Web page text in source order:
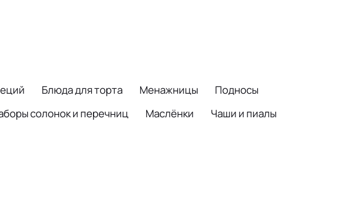
Блюда для торта Менажницы
Подносы
солонок и перечниц Маслёнки
Чаши и пиалы